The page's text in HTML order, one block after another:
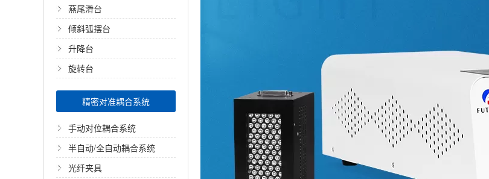
燕尾滑台
倾斜弧摆台
升降台
旋转台
精密对准耦合系统
手动对位耦合系统
半自动/全自动耦合系统
光纤夹具